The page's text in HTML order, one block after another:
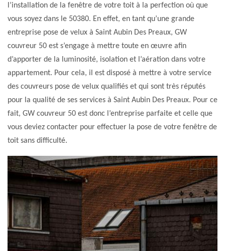
l’installation de la fenêtre de votre toit à la perfection où que
vous soyez dans le 50380. En effet, en tant qu’une grande
entreprise pose de velux à Saint Aubin Des Preaux, GW
couvreur 50 est s’engage à mettre toute en œuvre afin
d’apporter de la luminosité, isolation et l’aération dans votre
appartement. Pour cela, il est disposé à mettre à votre service
des couvreurs pose de velux qualifiés et qui sont très réputés
pour la qualité de ses services à Saint Aubin Des Preaux. Pour ce
fait, GW couvreur 50 est donc l’entreprise parfaite et celle que
vous deviez contacter pour effectuer la pose de votre fenêtre de
toit sans difficulté.